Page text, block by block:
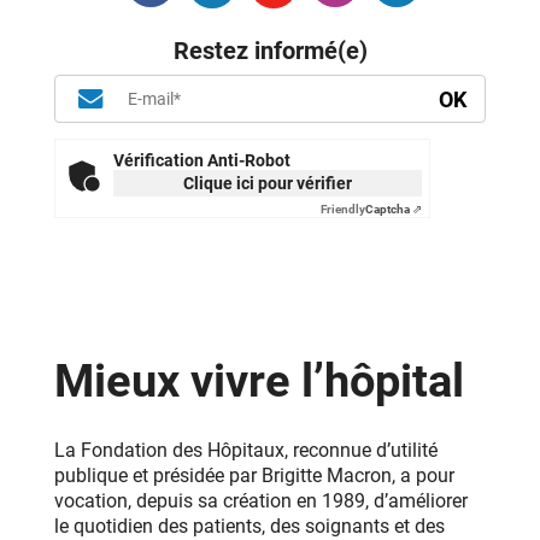
Restez informé(e)
Vérification Anti-Robot
Clique ici pour vérifier
FriendlyCaptcha ⇗
Mieux vivre l’hôpital
La Fondation des Hôpitaux, reconnue d’utilité
publique et présidée par Brigitte Macron, a pour
vocation, depuis sa création en 1989, d’améliorer
le quotidien des patients, des soignants et des